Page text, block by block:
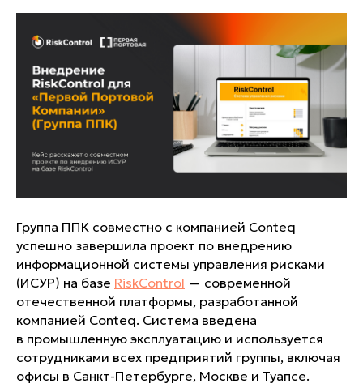
Группа ППК совместно с компанией Conteq
успешно завершила проект по внедрению
информационной системы управления рисками
(ИСУР) на базе RiskControl — современной
отечественной платформы, разработанной
компанией Conteq. Система введена
в промышленную эксплуатацию и используется
сотрудниками всех предприятий группы, включая
офисы в Санкт-Петербурге, Москве и Туапсе.